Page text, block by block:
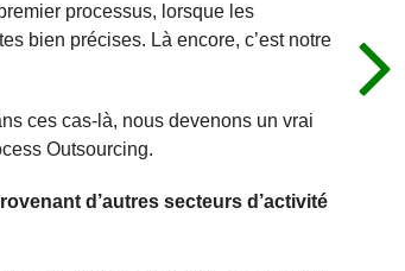
processus, lorsque les
bien précises. Là encore, c’est notre
ces cas-là, nous devenons un vrai
Outsourcing.
d’autres secteurs d’activité